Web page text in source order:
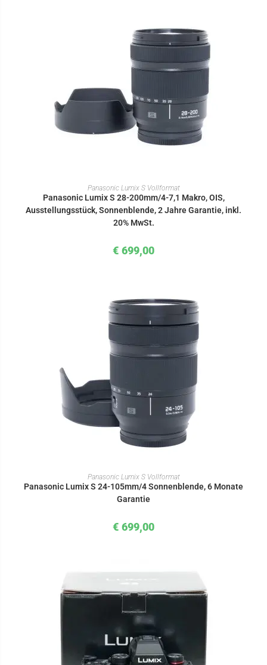
IN DEN WARENKORB
Panasonic Lumix S Vollformat
Panasonic Lumix S 28-200mm/4-7,1 Makro, OIS,
Ausstellungsstück, Sonnenblende, 2 Jahre Garantie, inkl.
20% MwSt.
€ 699,00
IN DEN WARENKORB
Panasonic Lumix S Vollformat
Panasonic Lumix S 24-105mm/4 Sonnenblende, 6 Monate
Garantie
€ 699,00